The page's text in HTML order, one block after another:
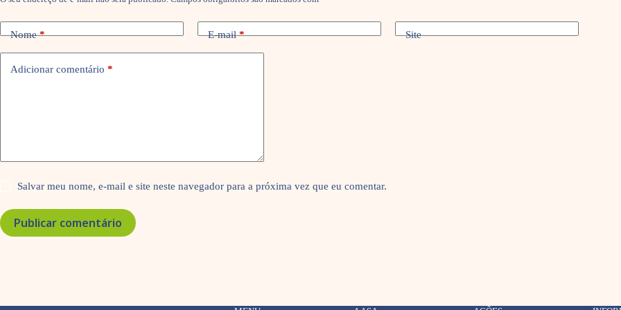
Nome* E-mail* Site
Adicionar comentário *
Salvar meu nome, e-mail e site neste navegador para a próxima vez que eu comentar.
Publicar comentário